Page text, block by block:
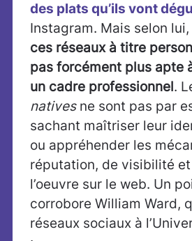
des plats qu’ils vont
Instagram. Mais selon lui,
ces réseaux à titre
pas forcément plus apte
un cadre professionnel.
nativesne sont pas par
sachant maîtriser leur
ou appréhender les
réputation, de visibilité et
l’oeuvre sur le web. Un
corrobore William Ward,
réseaux sociaux à